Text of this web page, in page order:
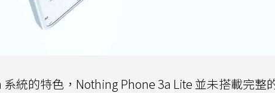
統的特色，Nothing Phone 3a Lite 並未搭載完整